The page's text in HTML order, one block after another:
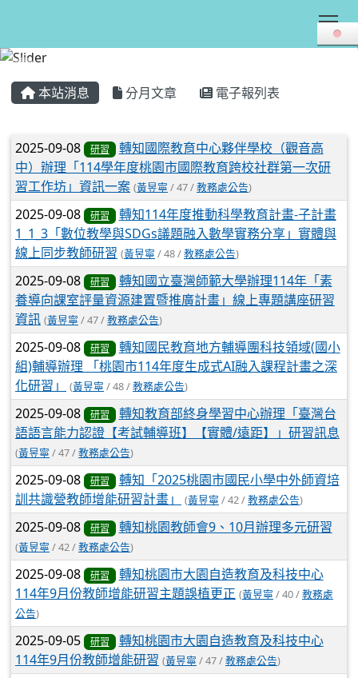
本站消息 分月文章 電子報列表
文章列表
2025-09-08 研習
轉知國際教育中心夥伴學校（觀音高
中）辦理「114學年度桃園市國際教育跨校社群第一次研
習工作坊」資訊一案 (黃昱寧 / 47 /教務處公告)
2025-09-08 研習
轉知114年度推動科學教育計畫-子計畫
1_1_3「數位教學與SDGs議題融入數學實務分享」實體與
線上同步教師研習 (黃昱寧 / 48 /教務處公告)
2025-09-08 研習
轉知國立臺灣師範大學辦理114年「素
養導向課室評量資源建置暨推廣計畫」線上專題講座研習
資訊 (黃昱寧 / 47 /教務處公告)
2025-09-08 研習
轉知國民教育地方輔導團科技領域(國小
組)輔導辦理 「桃園市114年度生成式AI融入課程計畫之深
化研習」
(黃昱寧 / 48 /教務處公告)
2025-09-08 研習
轉知教育部終身學習中心辦理「臺灣台
語語言能力認證【考試輔導班】【實體/遠距】」研習訊息
(黃昱寧 / 47 /教務處公告)
2025-09-08 研習
轉知「2025桃園市國民小學中外師資培
訓共識營教師增能研習計畫」
(黃昱寧 / 42 /教務處公告)
2025-09-08 研習 轉知桃園教師會9、10月辦理多元研習
(黃昱寧 / 42 /教務處公告)
2025-09-08 研習
轉知桃園市大園自造教育及科技中心
114年9月份教師增能研習主題誤植更正 (黃昱寧 / 40 /教務處
公告)
2025-09-05 研習
轉知桃園市大園自造教育及科技中心
114年9月份教師增能研習 (黃昱寧 / 47 /教務處公告)